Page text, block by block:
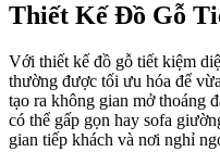
Thiết Kế Đồ Gỗ
Với thiết kế đồ gỗ tiết kiệm
thường được tối ưu hóa để
tạo ra không gian mở thoáng
có thể gấp gọn hay sofa
gian tiếp khách và nơi nghỉ